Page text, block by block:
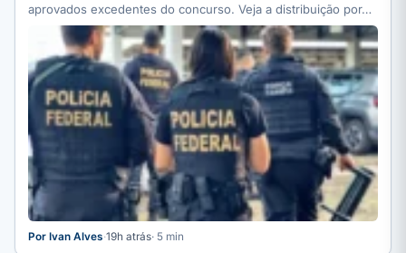
aprovados excedentes do concurso. Veja a distribuição por…
Por Ivan Alves·19h atrás· 5 min